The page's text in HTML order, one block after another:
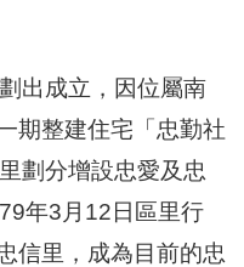
出成立，因位屬南
期整建住宅「忠勤社
劃分增設忠愛及忠
年3月12日區里行
信里，成為目前的忠